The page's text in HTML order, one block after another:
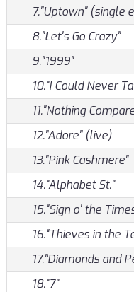
7."Uptown" (single
8."Let's Go Crazy"
9."1999"
10."I Could Never
11."Nothing
12."Adore" (live)
13."Pink Cashmere"
14."Alphabet St."
15."Sign o' the
16."Thieves in the
17."Diamonds and
18."7"